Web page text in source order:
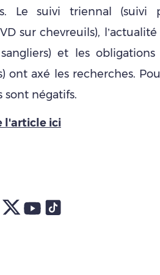
Le suivi triennal (suivi
sur chevreuils), l’actualité
et les obligations
ont axé les recherches.
sont négatifs.
l'article ici